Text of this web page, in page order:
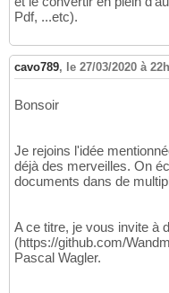
Pdf, ...etc).
cavo789, le 27/03/2020 à
Bonsoir
Je rejoins l'idée
déjà des merveilles. On
documents dans de
A ce titre, je vous invite à
(https://github.com/
Pascal Wagler.